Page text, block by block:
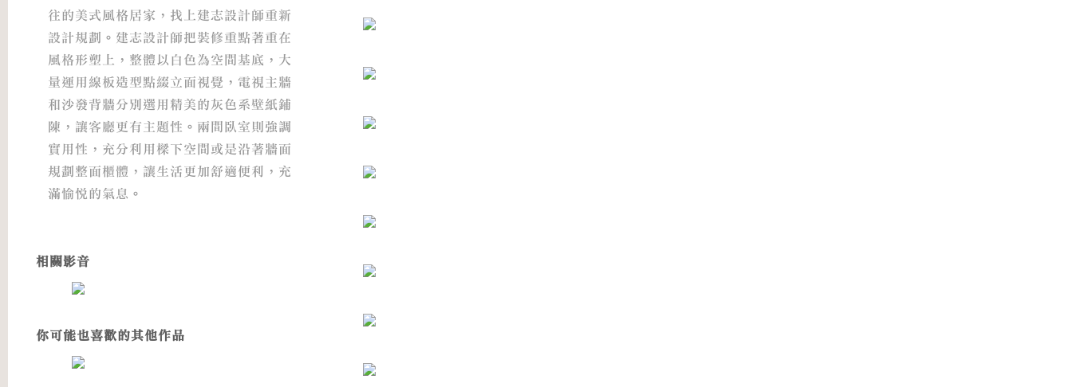
往的美式風格居家，找上建志設計師重新
設計規劃。建志設計師把裝修重點著重在
風格形塑上，整體以白色為空間基底，大
量運用線板造型點綴立面視覺，電視主牆
和沙發背牆分別選用精美的灰色系壁紙鋪
陳，讓客廳更有主題性。兩間臥室則強調
實用性，充分利用樑下空間或是沿著牆面
規劃整面櫃體，讓生活更加舒適便利，充
滿愉悅的氣息。
相關影音
你可能也喜歡的其他作品